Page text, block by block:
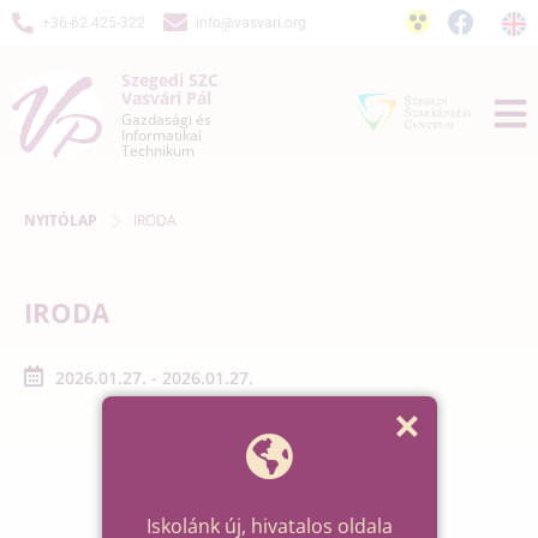
+36-62 425-322 info@vasvari.org
Szegedi SZC
Vasvári Pál
Gazdasági és
Informatikai
Technikum
NYITÓLAP IRODA
IRODA
2026.01.27. - 2026.01.27.
Iskolánk új, hivatalos oldala